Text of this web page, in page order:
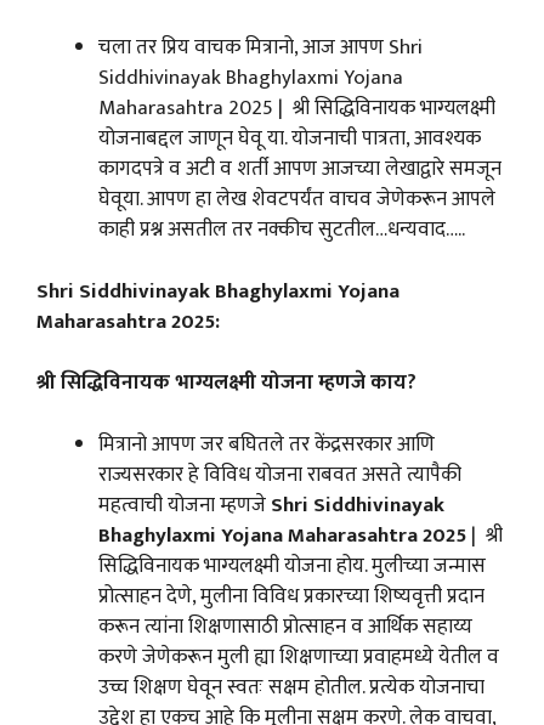
चला तर प्रिय वाचक मित्रानो, आज आपण Shri
Siddhivinayak Bhaghylaxmi Yojana
Maharasahtra 2025 | श्री सिद्धिविनायक भाग्यलक्ष्मी
योजनाबद्दल जाणून घेवू या. योजनाची पात्रता, आवश्यक
कागदपत्रे व अटी व शर्ती आपण आजच्या लेखाद्वारे समजून
घेवूया. आपण हा लेख शेवटपर्यंत वाचव जेणेकरून आपले
काही प्रश्न असतील तर नक्कीच सुटतील…धन्यवाद…..
Shri Siddhivinayak Bhaghylaxmi Yojana
Maharasahtra 2025:
श्री सिद्धिविनायक भाग्यलक्ष्मी योजना म्हणजे काय?
मित्रानो आपण जर बघितले तर केंद्रसरकार आणि
राज्यसरकार हे विविध योजना राबवत असते त्यापैकी
महत्वाची योजना म्हणजेShri Siddhivinayak
Bhaghylaxmi Yojana Maharasahtra 2025| श्री
सिद्धिविनायक भाग्यलक्ष्मी योजना होय. मुलीच्या जन्मास
प्रोत्साहन देणे, मुलीना विविध प्रकारच्या शिष्यवृत्ती प्रदान
करून त्यांना शिक्षणासाठी प्रोत्साहन व आर्थिक सहाय्य
करणे जेणेकरून मुली ह्या शिक्षणाच्या प्रवाहमध्ये येतील व
उच्च शिक्षण घेवून स्वतः सक्षम होतील. प्रत्येक योजनाचा
उद्देश हा एकच आहे कि मुलीना सक्षम करणे. लेक वाचवा,